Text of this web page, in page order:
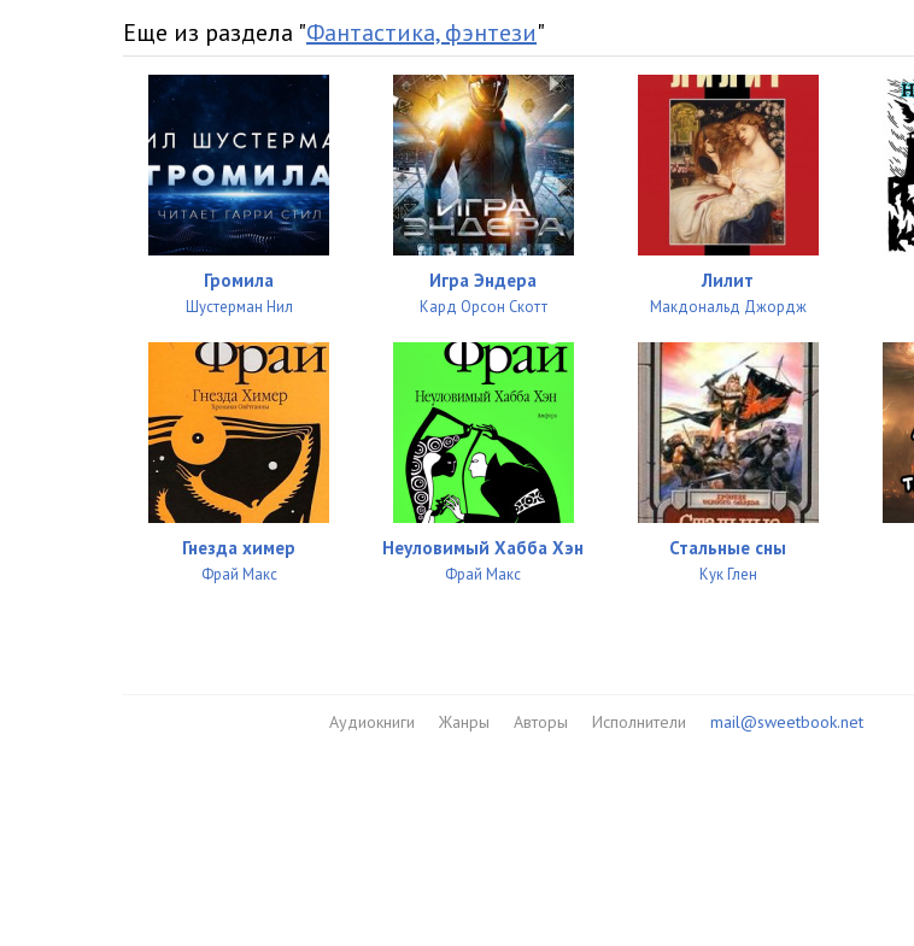
Еще из раздела "Фантастика, фэнтези"
Громила
Шустерман Нил
Игра Эндера
Кард Орсон Скотт
Лилит
Макдональд Джордж
Гнезда химер
Фрай Макс
Неуловимый Хабба Хэн
Фрай Макс
Стальные сны
Кук Глен
Аудиокниги Жанры Авторы Исполнители mail@sweetbook.net